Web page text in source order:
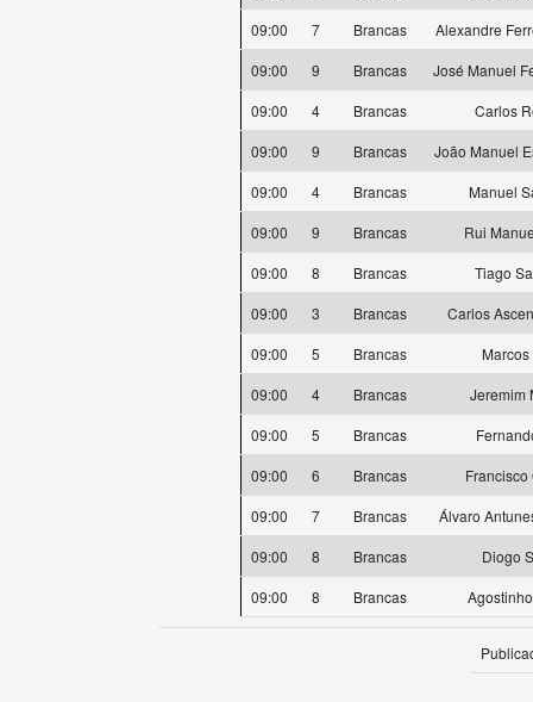
09:00
7 Brancas
Alexandre
09:00
9 Brancas
José Manuel
09:00
4 Brancas
Carlos
09:00
9 Brancas
João Manuel
09:00
4 Brancas
Manuel
09:00
9 Brancas
Rui
09:00
8 Brancas
Tiago
09:00
3 Brancas
Carlos
09:00
5 Brancas
Marcos
09:00
4 Brancas
Jeremim
09:00
5 Brancas
09:00
6 Brancas
Francisco
09:00
7 Brancas
Álvaro
09:00
8 Brancas
Diogo
09:00
8 Brancas